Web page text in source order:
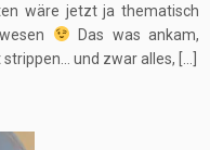
wäre jetzt ja thematisch
Das was ankam,
und zwar alles, […]